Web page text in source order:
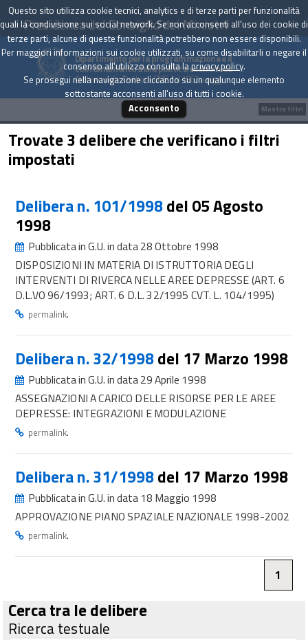
Presidenza del Consiglio dei Ministri
Dipartimento per la programmazione e il
coordinamento della politica economica
Archivio delle Delibere CIPE dal 1967 a oggi
Trovate 3 delibere che verificano i filtri
impostati
Delibera n. 101/1998del 05 Agosto
1998
Pubblicata in G.U. in data 28 Ottobre 1998
DISPOSIZIONI IN MATERIA DI ISTRUTTORIA DEGLI
INTERVENTI DI RIVERCA NELLE AREE DEPRESSE (ART. 6
D.L.VO 96/1993; ART. 6 D.L. 32/1995 CVT. L. 104/1995)
permalink.
Delibera n. 32/1998del 17 Marzo 1998
Pubblicata in G.U. in data 29 Aprile 1998
ASSEGNAZIONI A CARICO DELLE RISORSE PER LE AREE
DEPRESSE: INTEGRAZIONI E MODULAZIONE
permalink.
Delibera n. 31/1998del 17 Marzo 1998
Pubblicata in G.U. in data 18 Maggio 1998
APPROVAZIONE PIANO SPAZIALE NAZIONALE 1998-2002
permalink.
1
Cerca tra le delibere
Ricerca testuale
Mostra filtri
Questo sito utilizza cookie tecnici, analytics e di terze parti per funzionalità
quali la condivisione sui social network. Se non acconsenti all'uso dei cookie di
terze parti, alcune di queste funzionalità potrebbero non essere disponibili.
Per maggiori informazioni sui cookie utilizzati, su come disabilitarli o negare il
consenso all'utilizzo consulta laprivacy policy.
Se prosegui nella navigazione cliccando su un qualunque elemento
sottostante acconsenti all'uso di tutti i cookie.
Acconsento